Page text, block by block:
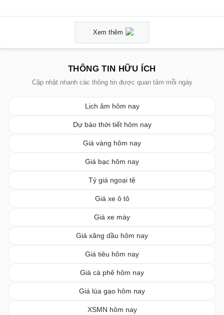
Xem thêm
THÔNG TIN HỮU ÍCH
Cập nhật nhanh các thông tin được quan tâm mỗi ngày
Lịch âm hôm nay
Dự báo thời tiết hôm nay
Giá vàng hôm nay
Giá bạc hôm nay
Tỷ giá ngoại tệ
Giá xe ô tô
Giá xe máy
Giá xăng dầu hôm nay
Giá tiêu hôm nay
Giá cà phê hôm nay
Giá lúa gạo hôm nay
XSMN hôm nay